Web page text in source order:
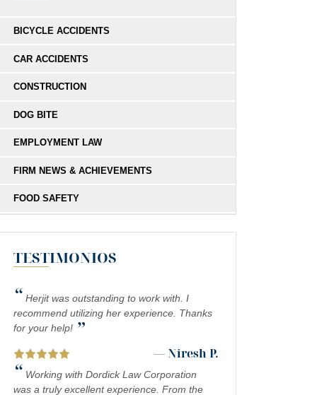
BICYCLE ACCIDENTS
CAR ACCIDENTS
CONSTRUCTION
DOG BITE
EMPLOYMENT LAW
FIRM NEWS & ACHIEVEMENTS
FOOD SAFETY
MEDICAL MALPRACTICE
PEDESTRIAN ACCIDENTS
PREMISES LIABILITY
TESTIMONIOS
“ Herjit was outstanding to work with. I
recommend utilizing her experience. Thanks
for your help! ”
— Niresh P.
“ Working with Dordick Law Corporation
was a truly excellent experience. From the